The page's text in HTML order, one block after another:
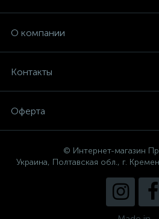
О компании
Контакты
Оферта
© Интернет-магазин
Украина, Полтавская обл., г.